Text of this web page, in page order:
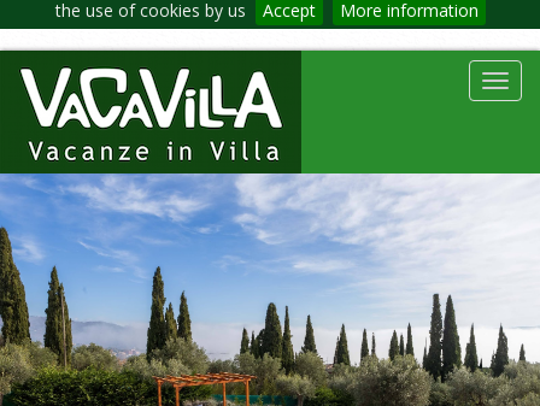
the use of cookies by us Accept More information